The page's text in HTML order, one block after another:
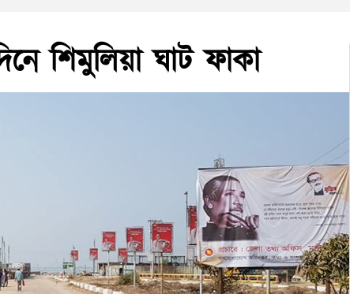
শিমুলিয়া ঘাট ফাকা